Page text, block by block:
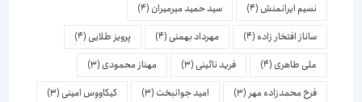
نسیم ایرانمنش(4) سید حمید میرمیران(4)
ساناز افتخار زاده(4) مهرداد بهمنی(4) پرویز طلایی(4)
علی طاهری(4) فرید نائینی(3) مهناز محمودی(3)
فرخ محمدزاده مهر (3) امید جوانبخت(3) کیکاووس امینی(3)